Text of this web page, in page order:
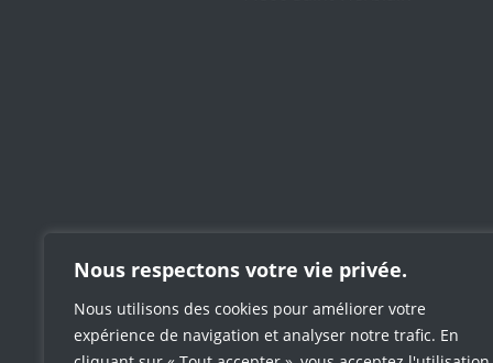
Nous respectons votre vie privée.
Nous utilisons des cookies pour améliorer votre
expérience de navigation et analyser notre trafic. En